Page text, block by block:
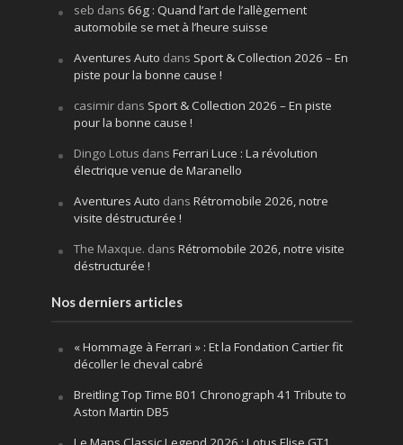
seb dans 66g : Quand l’art de l’allègement
automobile se met à l’heure suisse
Aventures Auto dans Sport & Collection 2026 – En
piste pour la bonne cause !
casimirdans Sport & Collection 2026 – En piste
pour la bonne cause !
Dingo Lotus dans Ferrari Luce : La révolution
électrique venue de Maranello
Aventures Auto dans Rétromobile 2026, notre
visite déstructurée !
The Maxque. dans Rétromobile 2026, notre visite
déstructurée !
Nos derniers articles
« Hommage à Ferrari » : Et la Fondation Cartier fit
décoller le cheval cabré
Breitling Top Time B01 Chronograph 41 Tribute to
Aston Martin DB5